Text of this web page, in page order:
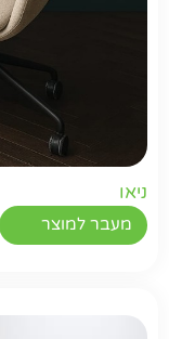
ניאו
מעבר למוצר